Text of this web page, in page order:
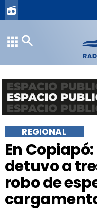
En
detuvo a
robo de
REGIONAL